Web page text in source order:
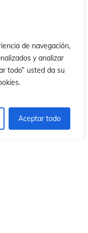
de navegación,
y analizar
todo” usted da su
Aceptar todo